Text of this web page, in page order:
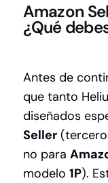
Amazon
¿Qué
Antes de
que tanto
diseñados
Seller
no para
modelo 1P).